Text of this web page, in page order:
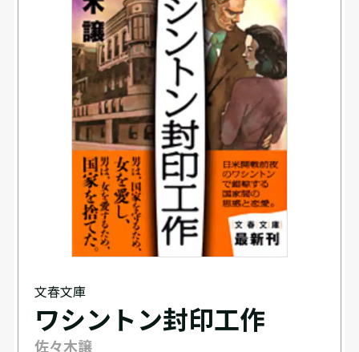
文春文庫
ワシントン封印工作
佐々木譲